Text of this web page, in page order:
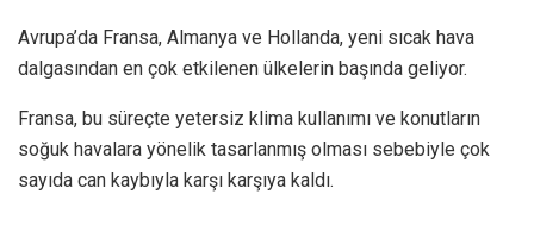
Avrupa’da Fransa, Almanya ve Hollanda, yeni sıcak hava
dalgasından en çok etkilenen ülkelerin başında geliyor.
Fransa, bu süreçte yetersiz klima kullanımı ve konutların
soğuk havalara yönelik tasarlanmış olması sebebiyle çok
sayıda can kaybıyla karşı karşıya kaldı.